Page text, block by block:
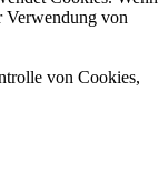
Verwendung von
von Cookies,